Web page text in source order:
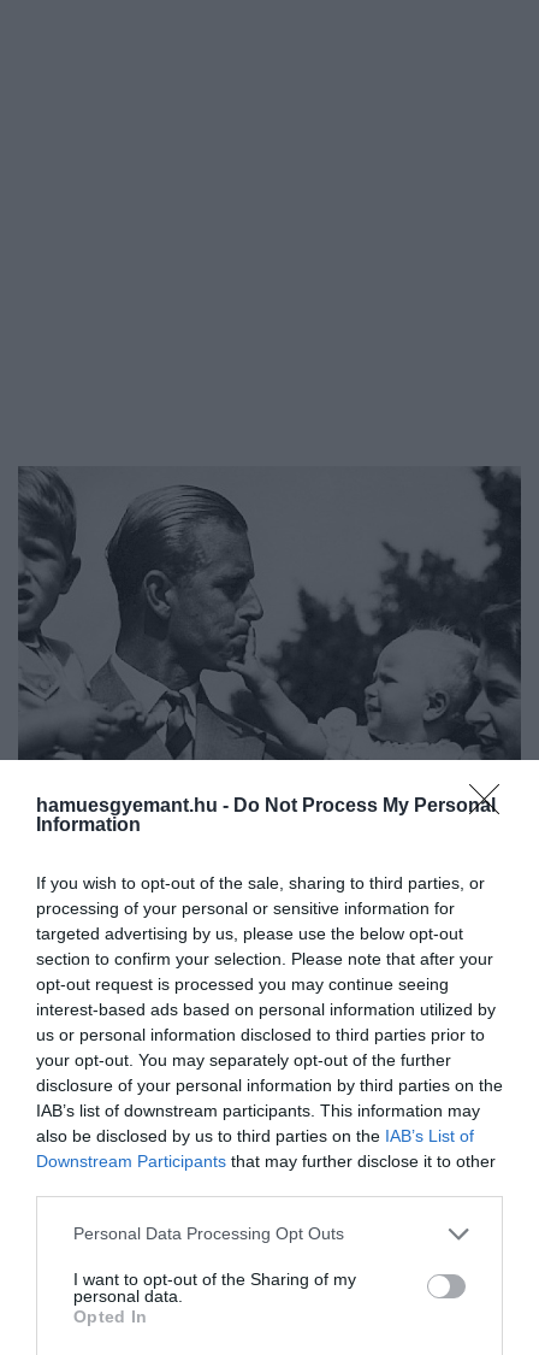
hamuesgyemant.hu - Do Not Process My Personal
Information
If you wish to opt-out of the sale, sharing to third parties, or
processing of your personal or sensitive information for
targeted advertising by us, please use the below opt-out
section to confirm your selection. Please note that after your
opt-out request is processed you may continue seeing
interest-based ads based on personal information utilized by
us or personal information disclosed to third parties prior to
your opt-out. You may separately opt-out of the further
disclosure of your personal information by third parties on the
IAB’s list of downstream participants. This information may
also be disclosed by us to third parties on the IAB’s List of
Downstream Participants that may further disclose it to other
Please note that this website/app uses one or more Google
not limited to your visit or usage behaviour. You may click to
grant or deny consent to Google and its third-party tags to
use your data for below specified purposes in below Google
Personal Data Processing Opt Outs
I want to opt-out of the Sharing of my
personal data.
Opted In
A brit monarchiát ma már szinte
elképzelni sem tudjuk a Windsor név
nélkül, pedig a dinasztia csak valamivel
több mint száz éve viseli ezt az
elnevezést. Történetében hosszú időn át
jóval erősebben voltak jelen a német
gyökerek, mint azt a királyi ház mai
arculata…
2026. JÚNIUS 16. ● HAMU ÉS GYÉMÁNT
Német gyökerek és Hitler
árnyéka: a brit királyi család…
HAMU ÉS GYÉMÁNT